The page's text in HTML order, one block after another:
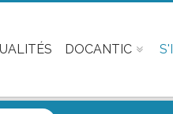
DOCANTIC